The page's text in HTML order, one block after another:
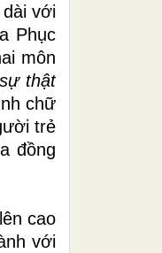
với
Phục
môn
thật
chữ
trẻ
đồng
cao
với